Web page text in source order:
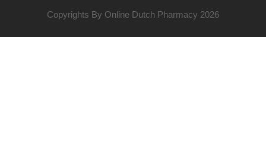
Copyrights By Online Dutch Pharmacy 2026